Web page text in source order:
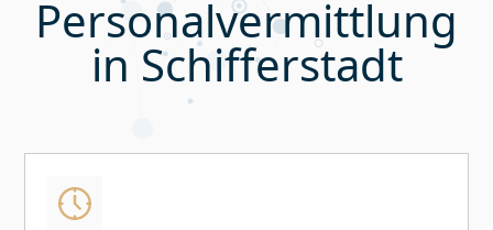
Personalvermittlung
in Schifferstadt